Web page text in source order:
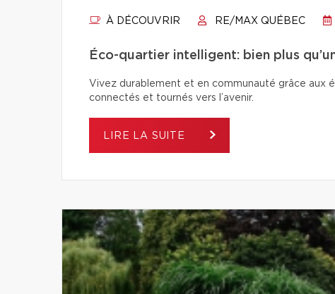
À DÉCOUVRIR RE/MAX QUÉBEC
Éco-quartier intelligent: bien plus
Vivez durablement et en communauté grâce aux
connectés et tournés vers l’avenir.
LIRE LA SUITE